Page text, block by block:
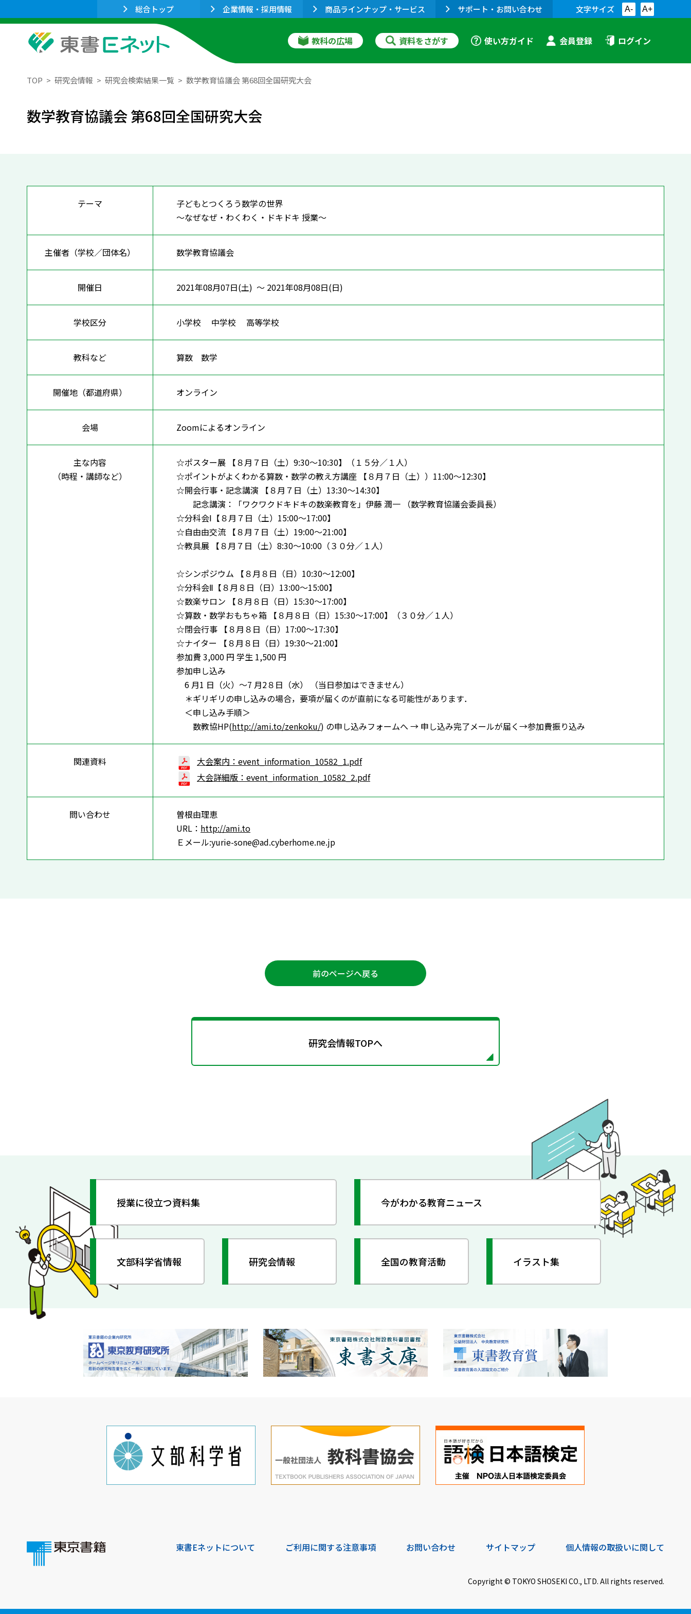
総合トップ 企業情報・採用情報 商品ラインナップ・サービス サポート・お問い合わせ 文字サイズ A- A+
教科の広場 資料をさがす 使い方ガイド 会員登録 ログイン
TOP 研究会情報 研究会検索結果一覧 数学教育協議会 第68回全国研究大会
数学教育協議会 第68回全国研究大会
テーマ
子どもとつくろう数学の世界
〜なぜなぜ・わくわく・ドキドキ 授業〜
主催者（学校／団体名） 数学教育協議会
開催日 2021年08月07日(土) ～ 2021年08月08日(日)
学校区分 小学校 中学校 高等学校
教科など 算数 数学
開催地（都道府県） オンライン
会場 Zoomによるオンライン
主な内容
（時程・講師など）
☆ポスター展 【８月７日（土）9:30〜10:30】（１５分／１人）
☆ポイントがよくわかる算数・数学の教え方講座 【８月７日（土））11:00〜12:30】
☆開会行事・記念講演 【８月７日（土）13:30〜14:30】
記念講演：「ワクワクドキドキの数楽教育を」伊藤 潤一 （数学教育協議会委員長）
☆分科会Ⅰ【８月７日（土）15:00〜17:00】
☆自由由交流 【８月７日（土）19:00〜21:00】
☆教具展 【８月７日（土）8:30〜10:00（３０分／１人）
☆シンポジウム 【８月８日（日）10:30〜12:00】
☆分科会Ⅱ【８月８日（日）13:00〜15:00】
☆数楽サロン 【８月８日（日）15:30〜17:00】
☆算数・数学おもちゃ箱 【８月８日（日）15:30〜17:00】（３０分／１人）
☆閉会行事 【８月８日（日）17:00〜17:30】
☆ナイター 【８月８日（日）19:30〜21:00】
参加費 3,000 円 学生 1,500 円
参加申し込み
6 月1 日（火）～7 月2８日（水） （当日参加はできません）
＊ギリギリの申し込みの場合，要項が届くのが直前になる可能性があります．
＜申し込み手順＞
数教協HP(http://ami.to/zenkoku/) の申し込みフォームへ → 申し込み完了メールが届く→参加費振り込み
関連資料
大会案内：event_information_10582_1.pdf
大会詳細版：event_information_10582_2.pdf
問い合わせ
曽根由理恵
URL： http://ami.to
Ｅメール:yurie-sone@ad.cyberhome.ne.jp
前のページへ戻る
研究会情報TOPへ
授業に役立つ資料集 今がわかる教育ニュース
文部科学省情報 研究会情報 全国の教育活動 イラスト集
東書Eネットについて ご利用に関する注意事項 お問い合わせ サイトマップ 個人情報の取扱いに関して
Copyright © TOKYO SHOSEKI CO., LTD. All rights reserved.